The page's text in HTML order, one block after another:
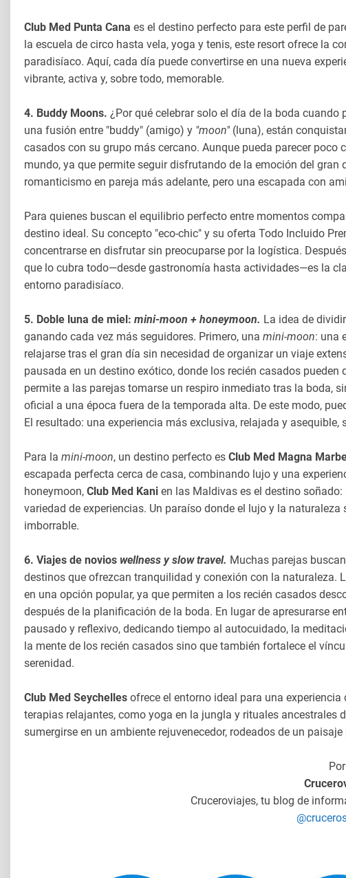
Club Med Punta Cana es el destino perfecto para este perfil de
la escuela de circo hasta vela, yoga y tenis, este resort ofrece la
paradisíaco. Aquí, cada día puede convertirse en una nueva
vibrante, activa y, sobre todo, memorable.
4. Buddy Moons. ¿Por qué celebrar solo el día de la boda
una fusión entre "buddy" (amigo) y "moon"(luna), están
casados con su grupo más cercano. Aunque pueda parecer
mundo, ya que permite seguir disfrutando de la emoción del
romanticismo en pareja más adelante, pero una escapada con
Para quienes buscan el equilibrio perfecto entre momentos
destino ideal. Su concepto "eco-chic" y su oferta Todo Incluido
concentrarse en disfrutar sin preocuparse por la logística.
que lo cubra todo—desde gastronomía hasta actividades—es la
entorno paradisíaco.
5. Doble luna de miel: mini-moon + honeymoon. La idea de
ganando cada vez más seguidores. Primero, una mini-moon: una
relajarse tras el gran día sin necesidad de organizar un viaje
pausada en un destino exótico, donde los recién casados
permite a las parejas tomarse un respiro inmediato tras la boda,
oficial a una época fuera de la temporada alta. De este modo,
El resultado: una experiencia más exclusiva, relajada y
Para la mini-moon, un destino perfecto es Club Med Magna
escapada perfecta cerca de casa, combinando lujo y una
honeymoon, Club Med Kani en las Maldivas es el destino
variedad de experiencias. Un paraíso donde el lujo y la
imborrable.
6. Viajes de novios wellness y slow travel. Muchas parejas
destinos que ofrezcan tranquilidad y conexión con la naturaleza.
en una opción popular, ya que permiten a los recién casados
después de la planificación de la boda. En lugar de apresurarse
pausado y reflexivo, dedicando tiempo al autocuidado, la
la mente de los recién casados sino que también fortalece el
serenidad.
Club Med Seychelles ofrece el entorno ideal para una
terapias relajantes, como yoga en la jungla y rituales ancestrales
sumergirse en un ambiente rejuvenecedor, rodeados de un
Cruceroviajes, tu blog de